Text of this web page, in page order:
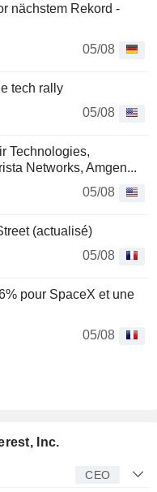
nächstem Rekord -
05/08
tech rally
05/08
Technologies,
Networks, Amgen...
05/08
(actualisé)
05/08
pour SpaceX et une
05/08
Inc.
CEO